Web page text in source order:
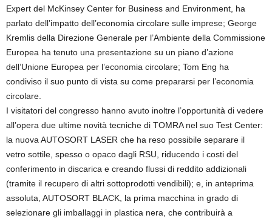
Expert del McKinsey Center for Business and Environment, ha
parlato dell’impatto dell’economia circolare sulle imprese; George
Kremlis della Direzione Generale per l’Ambiente della Commissione
Europea ha tenuto una presentazione su un piano d’azione
dell’Unione Europea per l’economia circolare; Tom Eng ha
condiviso il suo punto di vista su come prepararsi per l’economia
circolare.
I visitatori del congresso hanno avuto inoltre l’opportunità di vedere
all’opera due ultime novità tecniche di TOMRA nel suo Test Center:
la nuova AUTOSORT LASER che ha reso possibile separare il
vetro sottile, spesso o opaco dagli RSU, riducendo i costi del
conferimento in discarica e creando flussi di reddito addizionali
(tramite il recupero di altri sottoprodotti vendibili); e, in anteprima
assoluta, AUTOSORT BLACK, la prima macchina in grado di
selezionare gli imballaggi in plastica nera, che contribuirà a